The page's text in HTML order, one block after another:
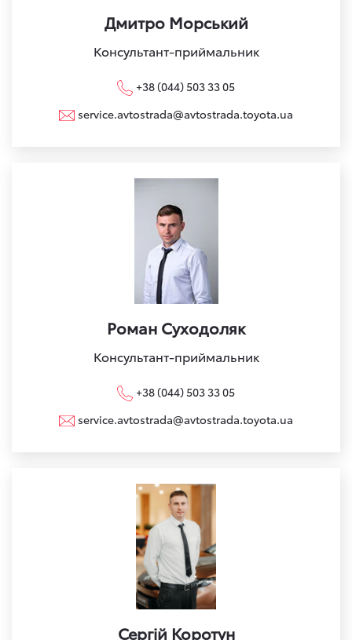
Дмитро Морський
Консультант-приймальник
+38 (044) 503 33 05
service.avtostrada@avtostrada.toyota.ua
Роман Суходоляк
Консультант-приймальник
+38 (044) 503 33 05
service.avtostrada@avtostrada.toyota.ua
Сергій Коротун